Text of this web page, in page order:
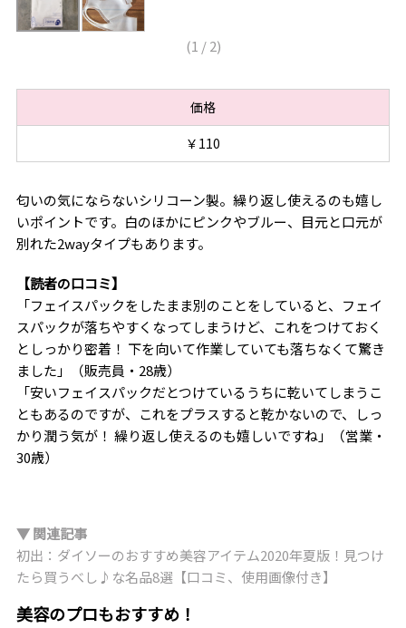
(1 /2)
価格
￥110
匂いの気にならないシリコーン製。繰り返し使えるのも嬉し
いポイントです。白のほかにピンクやブルー、目元と口元が
別れた2wayタイプもあります。
【読者の口コミ】
「フェイスパックをしたまま別のことをしていると、フェイ
スパックが落ちやすくなってしまうけど、これをつけておく
としっかり密着！ 下を向いて作業していても落ちなくて驚き
ました」（販売員・28歳）
「安いフェイスパックだとつけているうちに乾いてしまうこ
ともあるのですが、これをプラスすると乾かないので、しっ
かり潤う気が！ 繰り返し使えるのも嬉しいですね」（営業・
30歳）
▼ 関連記事
初出：ダイソーのおすすめ美容アイテム2020年夏版！見つけ
たら買うべし♪な名品8選【口コミ、使用画像付き】
美容のプロもおすすめ！